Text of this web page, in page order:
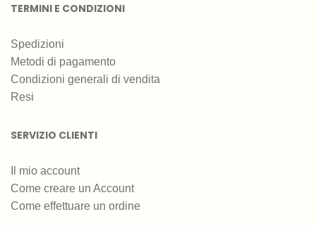
TERMINI E CONDIZIONI
Spedizioni
Metodi di pagamento
Condizioni generali di vendita
Resi
SERVIZIO CLIENTI
Il mio account
Come creare un Account
Come effettuare un ordine